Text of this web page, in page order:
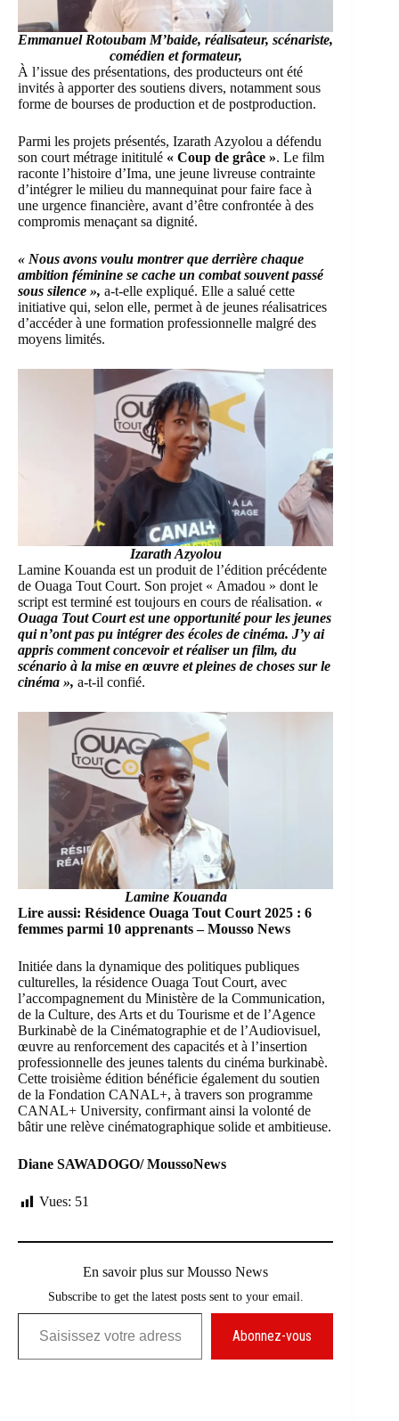
Emmanuel Rotoubam M’baide, réalisateur, scénariste,
comédien et formateur,
À l’issue des présentations, des producteurs ont été
invités à apporter des soutiens divers, notamment sous
forme de bourses de production et de postproduction.
Parmi les projets présentés, Izarath Azyolou a défendu
son court métrage inititulé « Coup de grâce ». Le film
raconte l’histoire d’Ima, une jeune livreuse contrainte
d’intégrer le milieu du mannequinat pour faire face à
une urgence financière, avant d’être confrontée à des
compromis menaçant sa dignité.
« Nous avons voulu montrer que derrière chaque
ambition féminine se cache un combat souvent passé
sous silence », a-t-elle expliqué. Elle a salué cette
initiative qui, selon elle, permet à de jeunes réalisatrices
d’accéder à une formation professionnelle malgré des
moyens limités.
Izarath Azyolou
Lamine Kouanda est un produit de l’édition précédente
de Ouaga Tout Court. Son projet « Amadou » dont le
script est terminé est toujours en cours de réalisation. «
Ouaga Tout Court est une opportunité pour les jeunes
qui n’ont pas pu intégrer des écoles de cinéma. J’y ai
appris comment concevoir et réaliser un film, du
scénario à la mise en œuvre et pleines de choses sur le
cinéma », a-t-il confié.
Lamine Kouanda
Lire aussi: Résidence Ouaga Tout Court 2025 : 6
femmes parmi 10 apprenants – Mousso News
Initiée dans la dynamique des politiques publiques
culturelles, la résidence Ouaga Tout Court, avec
l’accompagnement du Ministère de la Communication,
de la Culture, des Arts et du Tourisme et de l’Agence
Burkinabè de la Cinématographie et de l’Audiovisuel,
œuvre au renforcement des capacités et à l’insertion
professionnelle des jeunes talents du cinéma burkinabè.
Cette troisième édition bénéficie également du soutien
de la Fondation CANAL+, à travers son programme
CANAL+ University, confirmant ainsi la volonté de
bâtir une relève cinématographique solide et ambitieuse.
Diane SAWADOGO/ MoussoNews
Vues: 51
En savoir plus sur Mousso News
Subscribe to get the latest posts sent to your email.
Saisissez votre adresse e-mail…
Abonnez-vous